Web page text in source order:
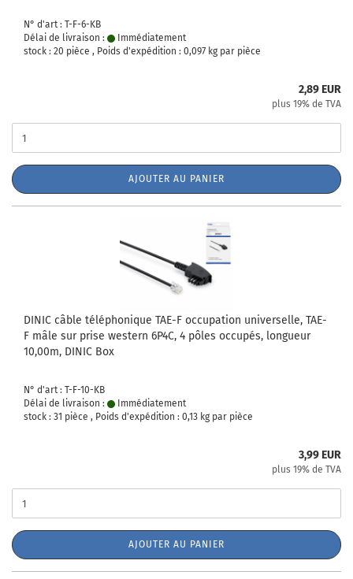
N° d'art : T-F-6-KB
Délai de livraison :
Immédiatement
stock : 20 pièce , Poids d'expédition : 0,097 kg par pièce
2,89 EUR
plus 19% de TVA
AJOUTER AU PANIER
DINIC câble téléphonique TAE-F occupation universelle, TAE-
F mâle sur prise western 6P4C, 4 pôles occupés, longueur
10,00m, DINIC Box
N° d'art : T-F-10-KB
Délai de livraison :
Immédiatement
stock : 31 pièce , Poids d'expédition : 0,13 kg par pièce
3,99 EUR
plus 19% de TVA
AJOUTER AU PANIER